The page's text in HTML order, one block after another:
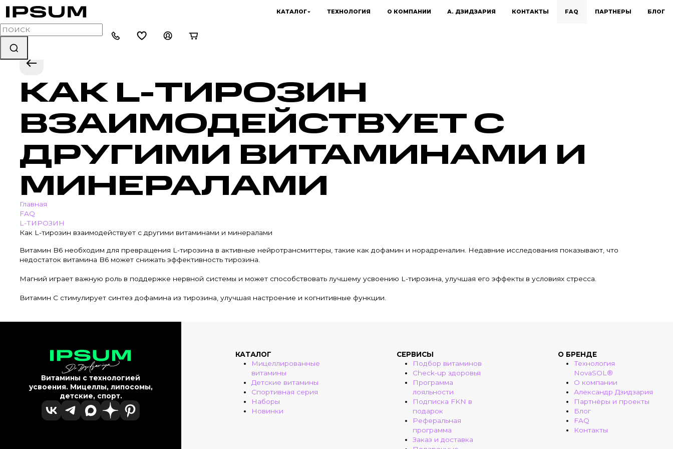
КАТАЛОГ ТЕХНОЛОГИЯ О КОМПАНИИ А. ДЗИДЗАРИЯ КОНТАКТЫ FAQ ПАРТНЕРЫ БЛОГ
КАК L-ТИРОЗИН
ВЗАИМОДЕЙСТВУЕТ С
ДРУГИМИ ВИТАМИНАМИ И
МИНЕРАЛАМИ
Главная
FAQ
L-ТИРОЗИН
Как L-тирозин взаимодействует с другими витаминами и минералами
Витамин B6 необходим для превращения L-тирозина в активные нейротрансмиттеры, такие как дофамин и норадреналин. Недавние исследования показывают, что
недостаток витамина B6 может снижать эффективность тирозина.
Магний играет важную роль в поддержке нервной системы и может способствовать лучшему усвоению L-тирозина, улучшая его эффекты в условиях стресса.
Витамин C стимулирует синтез дофамина из тирозина, улучшая настроение и когнитивные функции.
Витамины с технологией
усвоения. Мицеллы, липосомы,
детские, спорт.
КАТАЛОГ
Мицеллированные
витамины
Детские витамины
Спортивная серия
Наборы
Новинки
СЕРВИСЫ
Подбор витаминов
Check-up здоровья
Программа
лояльности
Подписка FKN в
подарок
Реферальная
программа
Заказ и доставка
О БРЕНДЕ
Технология
NovaSOL®
О компании
Александр Дзидзария
Партнёры и проекты
Блог
FAQ
Контакты